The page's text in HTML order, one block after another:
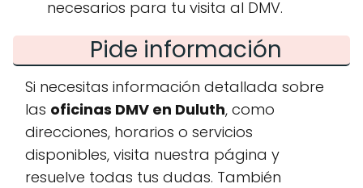
necesarios para tu visita al DMV.
Pide información
Si necesitas información detallada sobre
las oficinas DMV en Duluth, como
direcciones, horarios o servicios
disponibles, visita nuestra página y
resuelve todas tus dudas. También